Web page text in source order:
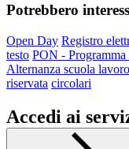
Potrebbero
Open Day Registro
testo PON -
Alternanza scuola lavoro
riservata circolari
Accedi ai